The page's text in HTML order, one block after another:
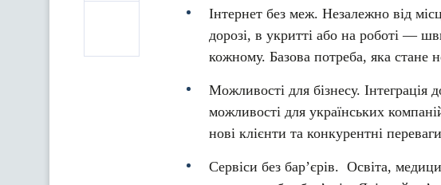
Інтернет без меж. Незалежно від
дорозі, в укритті або на роботі —
кожному. Базова потреба, яка стане
Можливості для бізнесу.
можливості для українських
нові клієнти та конкурентні
Сервіси без бар’єрів. Освіта,